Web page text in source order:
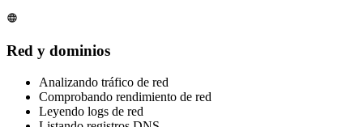
Red y dominios
Analizando tráfico de red
Comprobando rendimiento de red
Leyendo logs de red